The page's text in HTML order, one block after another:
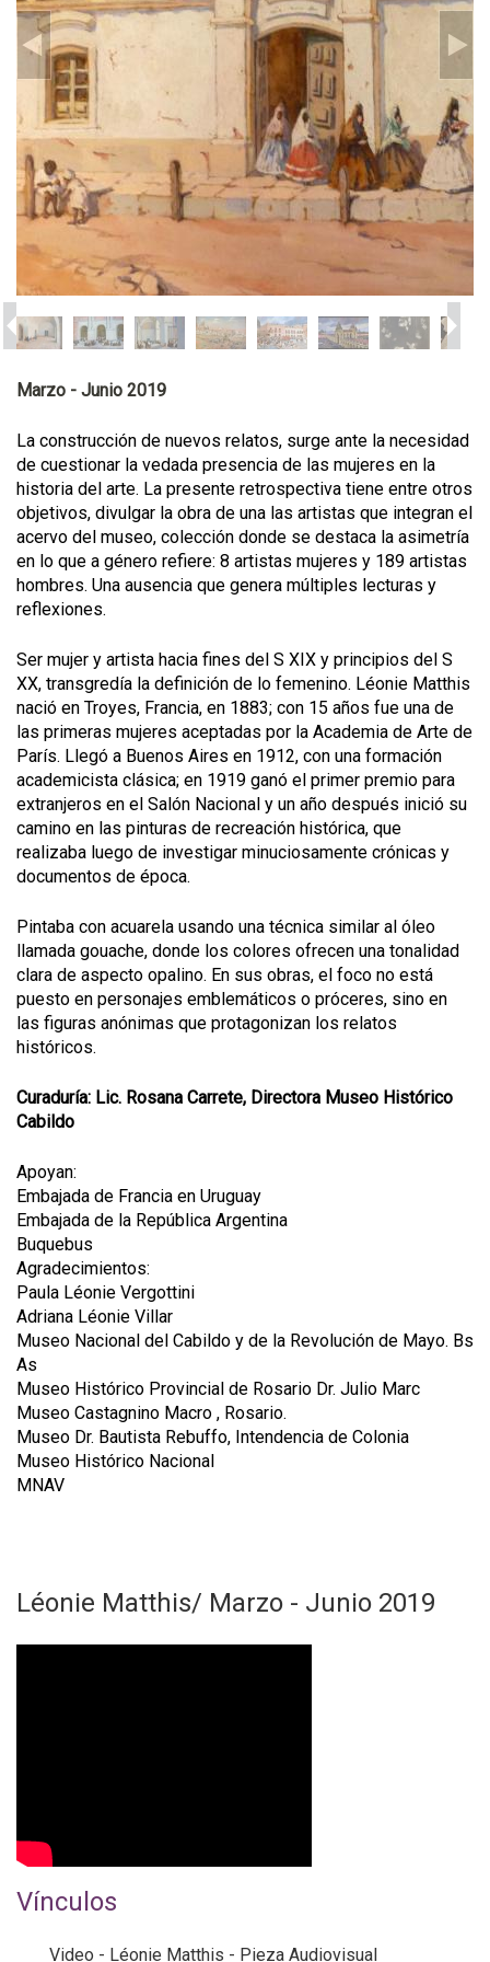
Marzo - Junio 2019
La construcción de nuevos relatos, surge ante la necesidad
de cuestionar la vedada presencia de las mujeres en la
historia del arte. La presente retrospectiva tiene entre otros
objetivos, divulgar la obra de una las artistas que integran el
acervo del museo, colección donde se destaca la asimetría
en lo que a género refiere: 8 artistas mujeres y 189 artistas
hombres. Una ausencia que genera múltiples lecturas y
reflexiones.
Ser mujer y artista hacia fines del S XIX y principios del S
XX, transgredía la definición de lo femenino. Léonie Matthis
nació en Troyes, Francia, en 1883; con 15 años fue una de
las primeras mujeres aceptadas por la Academia de Arte de
París. Llegó a Buenos Aires en 1912, con una formación
academicista clásica; en 1919 ganó el primer premio para
extranjeros en el Salón Nacional y un año después inició su
camino en las pinturas de recreación histórica, que
realizaba luego de investigar minuciosamente crónicas y
documentos de época.
Pintaba con acuarela usando una técnica similar al óleo
llamada gouache, donde los colores ofrecen una tonalidad
clara de aspecto opalino. En sus obras, el foco no está
puesto en personajes emblemáticos o próceres, sino en
las figuras anónimas que protagonizan los relatos
históricos.
Curaduría: Lic. Rosana Carrete, Directora Museo Histórico
Cabildo
Apoyan:
Embajada de Francia en Uruguay
Embajada de la República Argentina
Buquebus
Agradecimientos:
Paula Léonie Vergottini
Adriana Léonie Villar
Museo Nacional del Cabildo y de la Revolución de Mayo. Bs
As
Museo Histórico Provincial de Rosario Dr. Julio Marc
Museo Castagnino Macro , Rosario.
Museo Dr. Bautista Rebuffo, Intendencia de Colonia
Museo Histórico Nacional
MNAV
Léonie Matthis/ Marzo - Junio 2019
M
a
t
Vínculos
Video - Léonie Matthis - Pieza Audiovisual